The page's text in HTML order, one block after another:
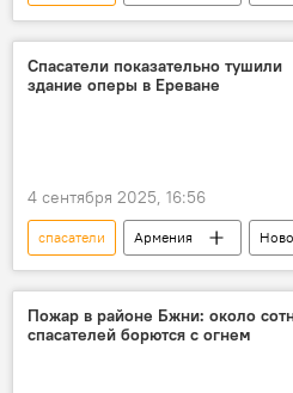
Общество
борьба
Тавуш
Спасатели показательно тушили
здание оперы в Ереване
4 сентября 2025, 16:56
спасатели Армения
Видео
Пожар в районе Бжни: около
спасателей борются с огнем